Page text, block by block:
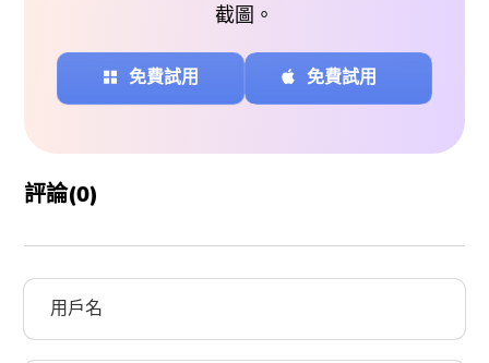
截圖。
免費試用 免費試用
評論(0)